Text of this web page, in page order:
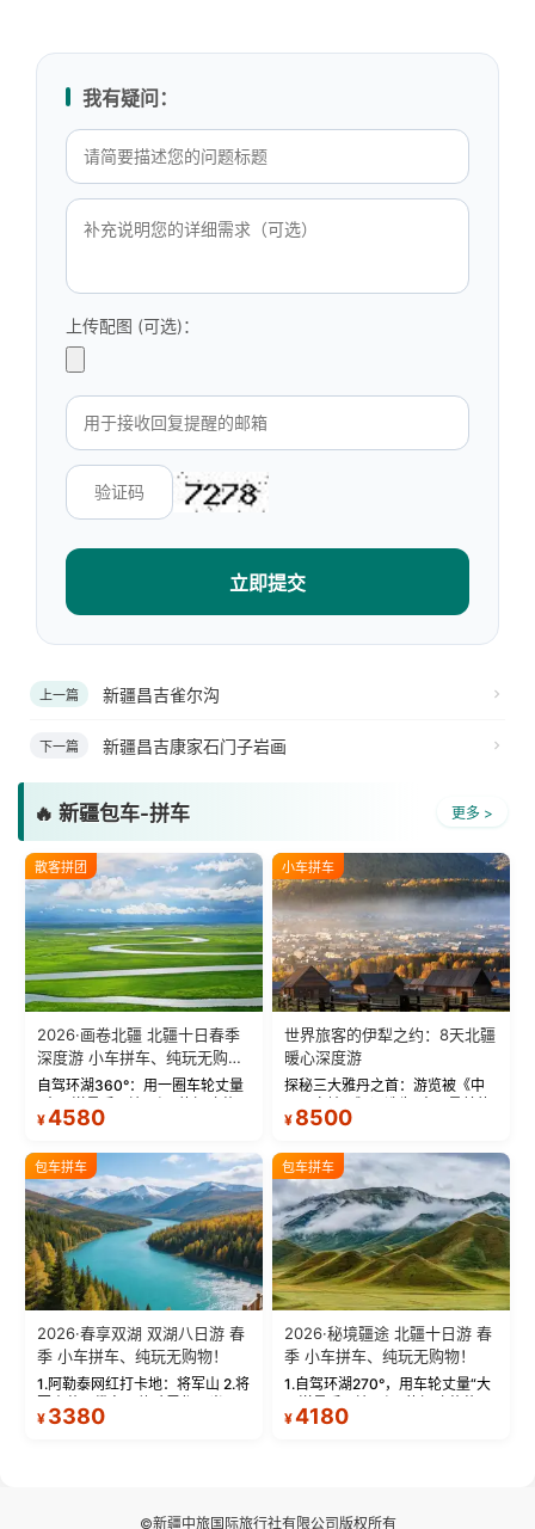
我有疑问：
上传配图 (可选)：
立即提交
上一篇 新疆昌吉雀尔沟
下一篇 新疆昌吉康家石门子岩画
🔥 新疆包车-拼车 更多 >
散客拼团
2026·画卷北疆 北疆十日春季
深度游 小车拼车、纯玩无购
物！
自驾环湖360°：用一圈车轮丈量
“大西洋最后一滴眼泪”的极致蔚
蓝。 赛湖旅拍：甄选多款风格服
绝美瞬间。 赛湖坦克300跟车视
频：专业摄影师...
¥4580
小车拼车
世界旅客的伊犁之约：8天北疆
暖心深度游
探秘三大雅丹之首：游览被《中
国国家地理》评选为“中国最美的
三大雅丹”第一名的克拉玛依魔鬼
瓦人最大村落——禾木村，欣赏
晨雾与小木...
¥ 8500
包车拼车
2026·春享双湖 双湖八日游 春
季 小车拼车、纯玩无购物！
1.阿勒泰网红打卡地：将军山 2.将
军山落日缆车，体验雪都风光 3.
将军山，夕阳派对，蹦迪party 4.
¥ 3380
包车拼车
2026·秘境疆途 北疆十日游 春
季 小车拼车、纯玩无购物！
1.自驾环湖270°，用车轮丈量“大
西洋最后一滴眼泪”的极致蔚蓝，
让雪山、花海与深邃湖水在转弯
¥4180
©新疆中旅国际旅行社有限公司版权所有